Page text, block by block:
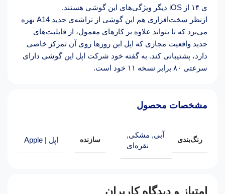
ی ۱۴ از iOS دیگر ویژگی‌های این گوشی هستند.
ازنظر سخت‌‌افزاری هم این گوشی از تراشه­‌ی جدید A14 بهره
می‌برد که تا بتواند علاوه بر کارهای معمول، از قابلیت‌های
جدید واقعیت مجازی که اپل این روزها روی آن تمرکز خاصی
دارد، پشتیبانی کند. به گفته خود شرکت اپل این گوشی دارای
سرعتی ۸۰ برابر نسخه ۱۱ خود است.
مشخصات محصول
رنگ‌بندی
آبی, مشکی,
نقره‌ای
سازنده اپل | Apple
امتیاز و دیدگاه کاربران